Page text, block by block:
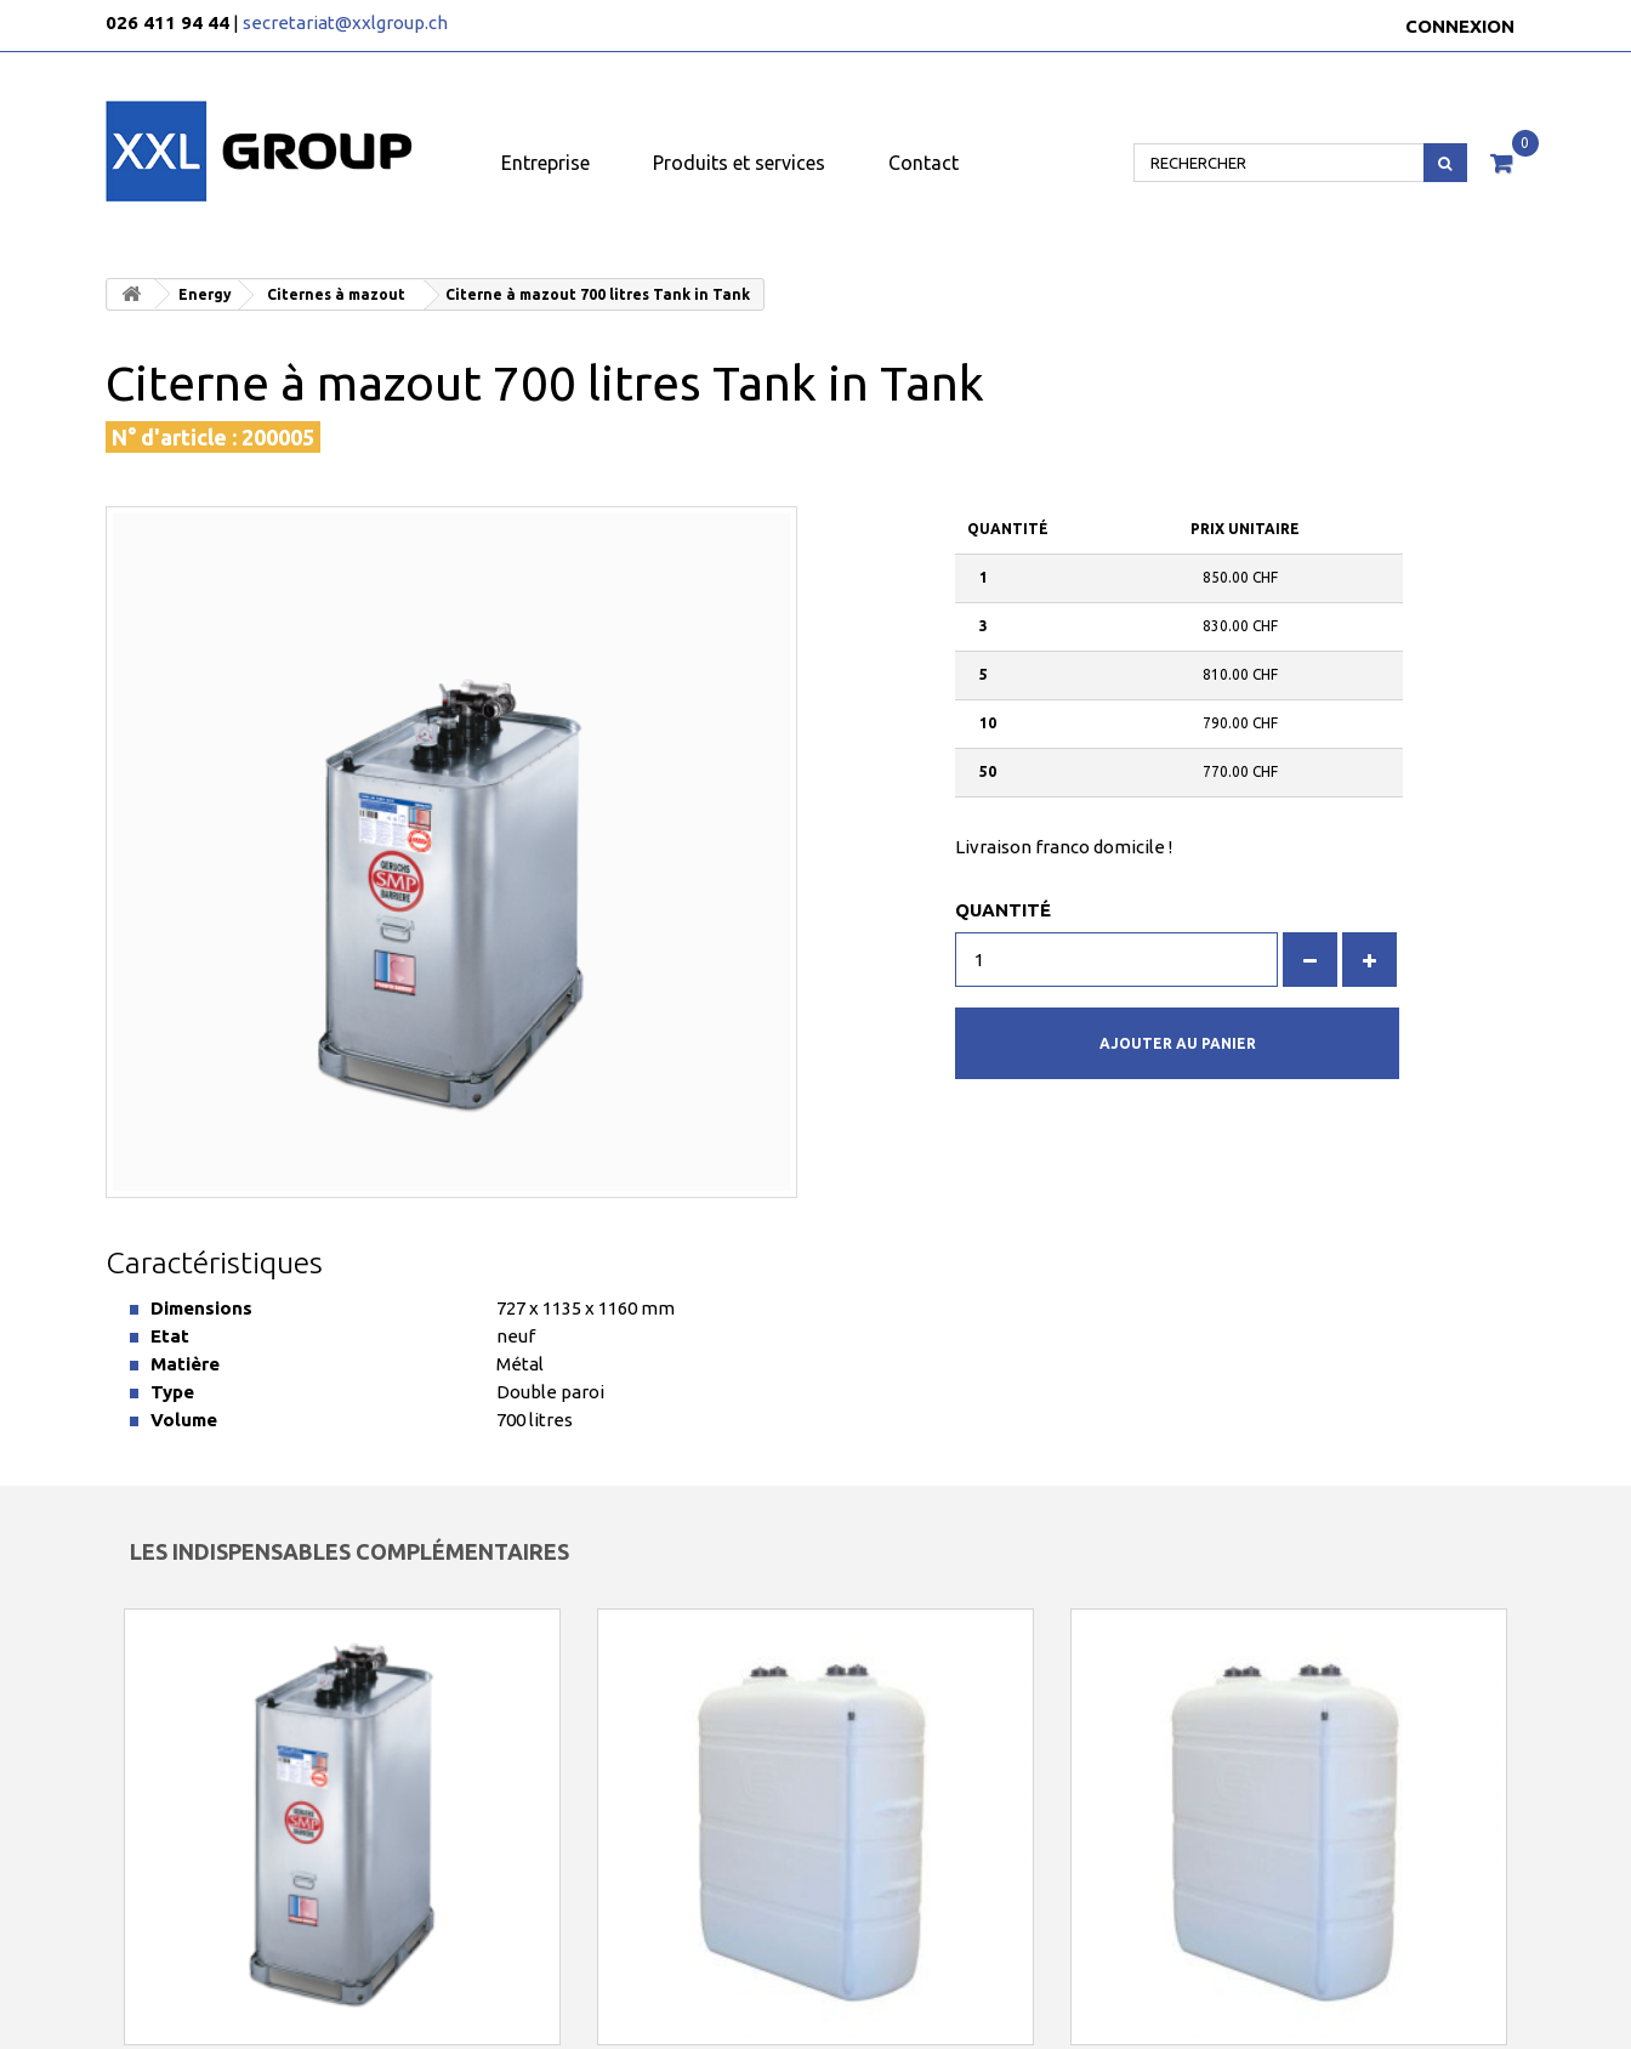
CONNEXION
026 411 94 44 | secretariat@xxlgroup.ch
Entreprise Produits et services Contact
0
Energy Citernes à mazout Citerne à mazout 700 litres Tank in Tank
Citerne à mazout 700 litres Tank in Tank
N° d'article : 200005
QUANTITÉ PRIX UNITAIRE
1 850.00 CHF
3 830.00 CHF
5 810.00 CHF
10 790.00 CHF
50 770.00 CHF
Livraison franco domicile !
QUANTITÉ
AJOUTER AU PANIER
Caractéristiques
Dimensions
727 x 1135 x 1160 mm
Etat
neuf
Matière
Métal
Type
Double paroi
Volume
700 litres
LES INDISPENSABLES COMPLÉMENTAIRES